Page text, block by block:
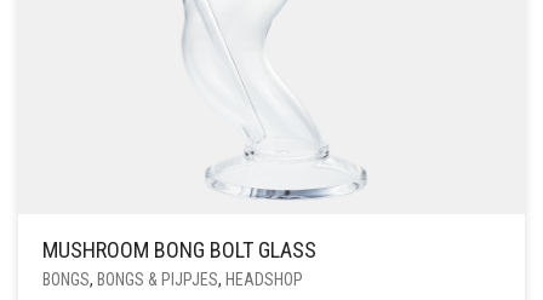
MUSHROOM BONG BOLT GLASS
BONGS, BONGS & PIJPJES, HEADSHOP